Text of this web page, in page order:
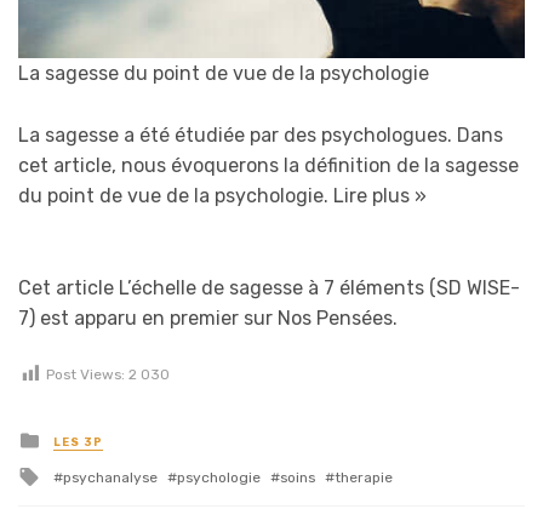
La sagesse du point de vue de la psychologie
La sagesse a été étudiée par des psychologues. Dans
cet article, nous évoquerons la définition de la sagesse
du point de vue de la psychologie. Lire plus »
Cet article L’échelle de sagesse à 7 éléments (SD WISE-
7) est apparu en premier sur Nos Pensées.
Post Views: 2 030
Posted in
LES 3P
Tagged with
psychanalyse psychologie soins therapie